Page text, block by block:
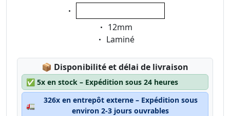
Eigenschaft:
Eigenschaft:
12mm
Eigenschaft:
Laminé
📦 Lagerstatus:
Disponibilité et délai de livraison
✅ 5x en stock – Expédition sous 24 heures
🚛
326x en entrepôt externe – Expédition sous
environ 2-3 jours ouvrables